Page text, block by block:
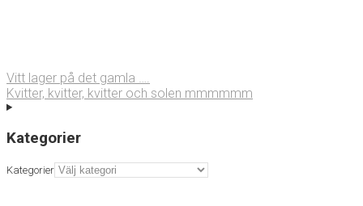
Vitt lager på det gamla ….
Kvitter, kvitter, kvitter och solen mmmmmm
Kategorier
Kategorier